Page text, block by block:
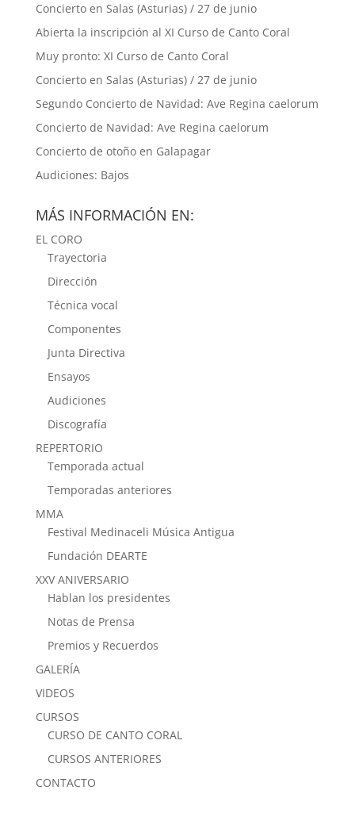
Concierto en Salas (Asturias) / 27 de junio
Abierta la inscripción al XI Curso de Canto Coral
Muy pronto: XI Curso de Canto Coral
Concierto en Salas (Asturias) / 27 de junio
Segundo Concierto de Navidad: Ave Regina caelorum
Concierto de Navidad: Ave Regina caelorum
Concierto de otoño en Galapagar
Audiciones: Bajos
MÁS INFORMACIÓN EN:
EL CORO
Trayectoria
Dirección
Técnica vocal
Componentes
Junta Directiva
Ensayos
Audiciones
Discografía
REPERTORIO
Temporada actual
Temporadas anteriores
MMA
Festival Medinaceli Música Antigua
Fundación DEARTE
XXV ANIVERSARIO
Hablan los presidentes
Notas de Prensa
Premios y Recuerdos
GALERÍA
VIDEOS
CURSOS
CURSO DE CANTO CORAL
CURSOS ANTERIORES
CONTACTO